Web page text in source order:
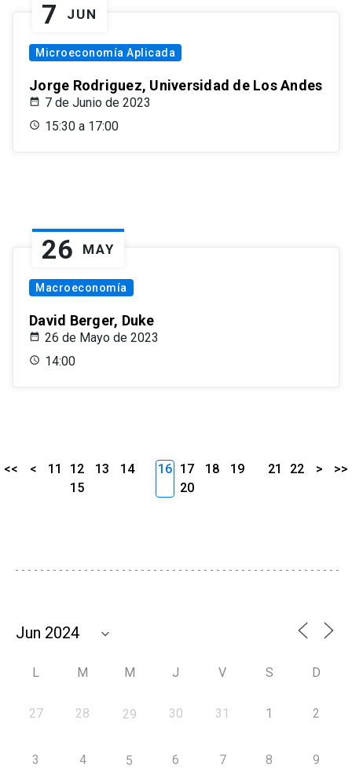
7 JUN
Microeconomía Aplicada
Jorge Rodriguez, Universidad de Los Andes
7 de Junio de 2023
15:30 a 17:00
26 MAY
Macroeconomía
David Berger, Duke
26 de Mayo de 2023
14:00
<< < 11 12 13
14
15
16 17 18
19
20
21 22 > >>
L M M J V S D
27 28 29 30 31 1 2
3 4 5 6 7 8 9